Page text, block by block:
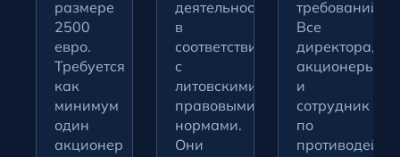
размере
2500
евро.
Требуется
как
минимум
один
акционер
деятельности,
в
соответствии
с
литовскими
правовыми
нормами.
Они
требований.
Все
директора,
акционеры
и
сотрудник
по